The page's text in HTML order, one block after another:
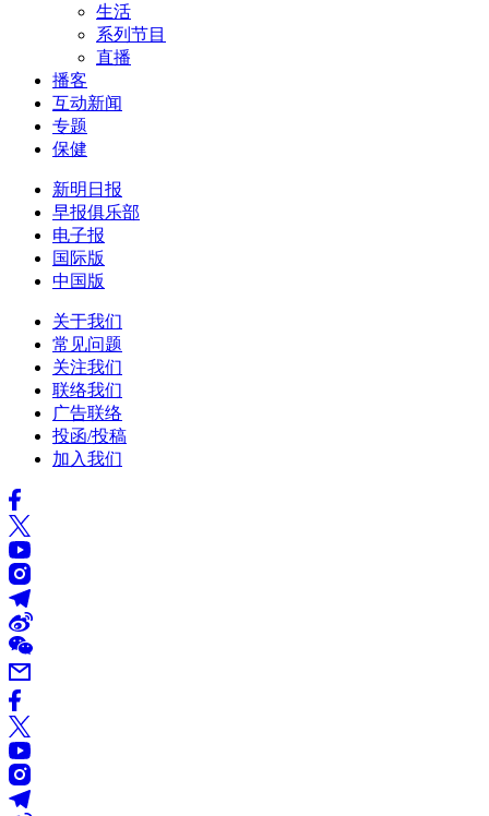
生活
系列节目
直播
播客
互动新闻
专题
保健
新明日报
早报俱乐部
电子报
国际版
中国版
关于我们
常见问题
关注我们
联络我们
广告联络
投函/投稿
加入我们